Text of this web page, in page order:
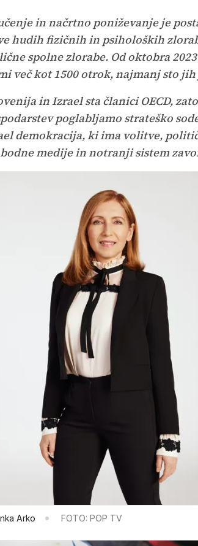
in načrtno poniževanje je
hudih fizičnih in psiholoških
spolne zlorabe. Od oktobra
več kot 1500 otrok, najmanj sto
in Izrael sta članici OECD,
poglabljamo strateško
demokracija, ki ima volitve,
medije in notranji sistem
Arko FOTO: POP TV